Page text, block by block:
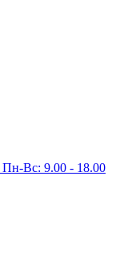
Пн-Вс: 9.00 - 18.00